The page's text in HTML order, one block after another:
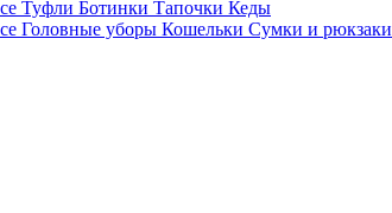
Туфли Ботинки Тапочки Кеды
Головные уборы Кошельки Сумки и рюкзаки